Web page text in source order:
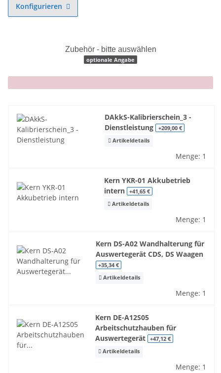
Konfigurieren
Zubehör - bitte auswählen
optionale Angabe
x
DAkkS-Kalibrierschein_3 -
Dienstleistung +209,00 €
Artikeldetails
Menge: 1
Kern YKR-01 Akkubetrieb
intern
+41,65 €
Artikeldetails
Menge: 1
Kern DS-A02 Wandhalterung für
Auswertegerät CDS, DS Waagen
+35,34 €
Artikeldetails
Menge: 1
Kern DE-A12S05
Arbeitschutzhauben für
Auswertegerät
+47,12 €
Artikeldetails
Menge: 1